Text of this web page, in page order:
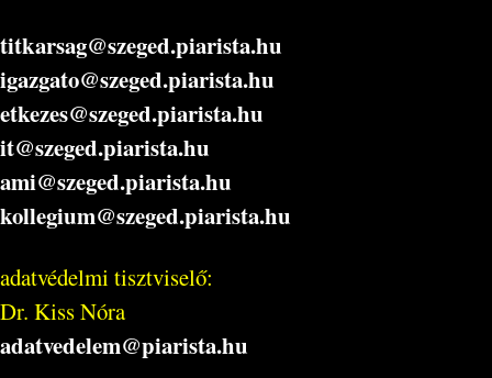
titkarsag@szeged.piarista.hu
igazgato@szeged.piarista.hu
etkezes@szeged.piarista.hu
it@szeged.piarista.hu
ami@szeged.piarista.hu
kollegium@szeged.piarista.hu
adatvédelmi tisztviselő:
Dr. Kiss Nóra
adatvedelem@piarista.hu